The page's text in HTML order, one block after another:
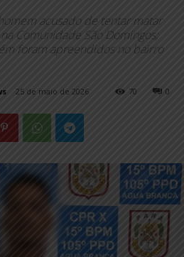
acusado de tentar matar
Comunidade São Domingos;
foram apreendidos no bairro
25 de maio de 2026 0
70